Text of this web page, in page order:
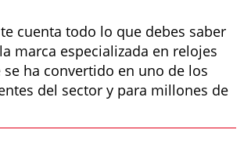
cuenta todo lo que debes saber
marca especializada en relojes
ha convertido en uno de los
del sector y para millones de